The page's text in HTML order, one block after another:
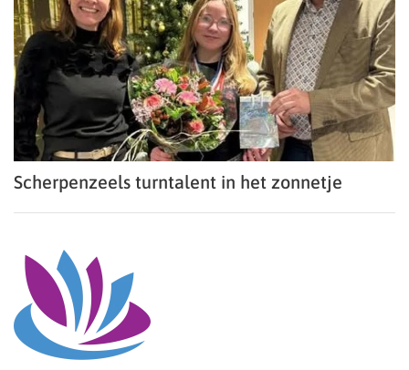
Scherpenzeels turntalent in het zonnetje